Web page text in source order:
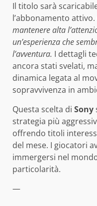
Il titolo sarà
l’abbonamento attivo.
mantenere alta
un’esperienza che
l’avventura. I dettagli
ancora stati svelati,
dinamica legata al
sopravvivenza in
Questa scelta di Sony
strategia più
offrendo titoli
del mese. I giocatori
immergersi nel
particolarità.
—